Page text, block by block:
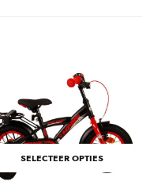
SELECTEER OPTIES